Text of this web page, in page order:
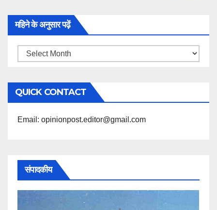
महिने के अनुसार पढ़ें
महिने
अनुसार
पढ़ें
QUICK CONTACT
Email: opinionpost.editor@gmail.com
संपादकीय